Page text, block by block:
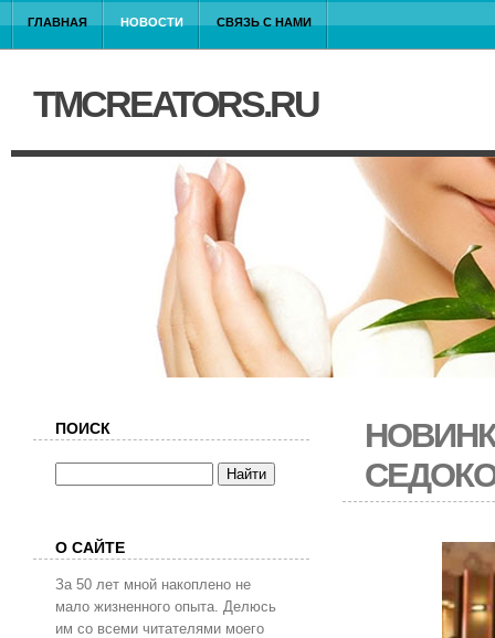
ГЛАВНАЯ НОВОСТИ СВЯЗЬ С НАМИ
TMCREATORS.RU
ПОИСК
О САЙТЕ
За 50 лет мной накоплено не
мало жизненного опыта. Делюсь
им со всеми читателями моего